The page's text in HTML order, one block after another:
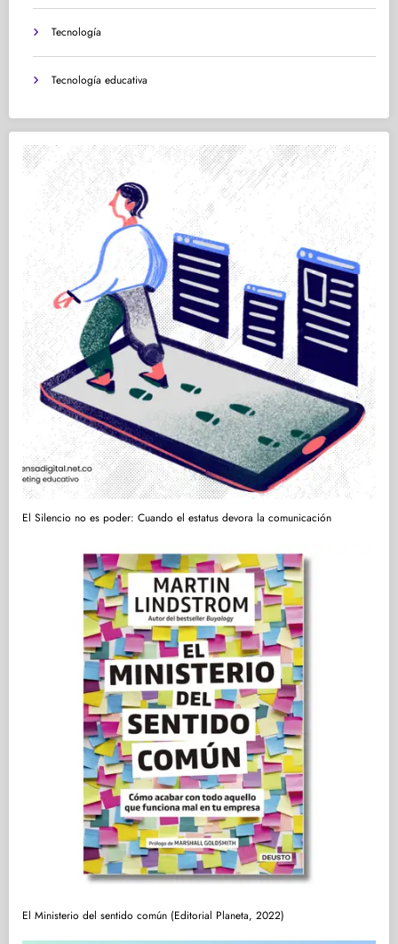
Tecnología
Tecnología educativa
El Silencio no es poder: Cuando el estatus devora la comunicación
El Ministerio del sentido común (Editorial Planeta, 2022)